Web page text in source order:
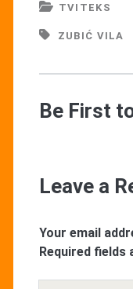
TVITEKS
ZUBIĆ VILA
Be First
Leave a
Your email
Required fields